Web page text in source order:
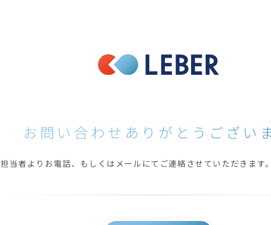
お問い合わせありがとうござい
担当者よりお電話、もしくはメールにてご連絡させていただきます